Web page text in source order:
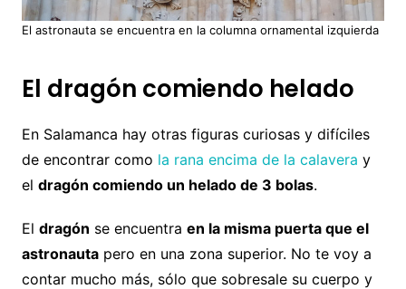
El astronauta se encuentra en la columna ornamental izquierda
El dragón comiendo helado
En Salamanca hay otras figuras curiosas y difíciles
de encontrar como la rana encima de la calavera y
el dragón comiendo un helado de 3 bolas.
El dragón se encuentra en la misma puerta que el
astronautapero en una zona superior. No te voy a
contar mucho más, sólo que sobresale su cuerpo y